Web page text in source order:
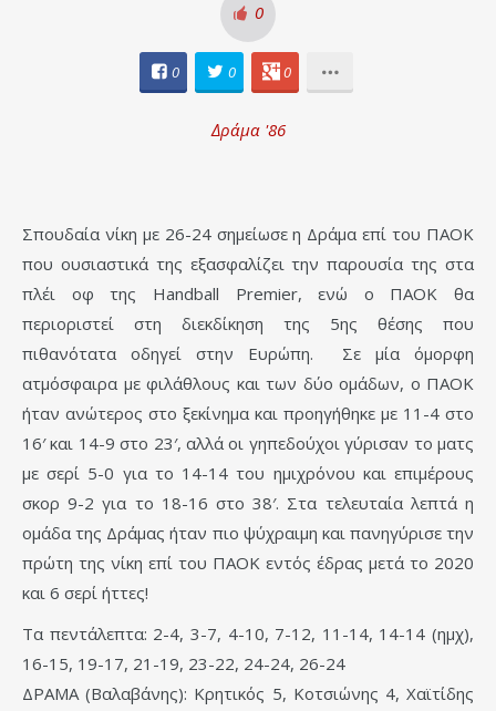
0
0 0 0
Δράμα '86
Σπουδαία νίκη με 26-24 σημείωσε η Δράμα επί του ΠΑΟΚ
που ουσιαστικά της εξασφαλίζει την παρουσία της στα
πλέι οφ της Handball Premier, ενώ ο ΠΑΟΚ θα
περιοριστεί στη διεκδίκηση της 5ης θέσης που
πιθανότατα οδηγεί στην Ευρώπη. Σε μία όμορφη
ατμόσφαιρα με φιλάθλους και των δύο ομάδων, ο ΠΑΟΚ
ήταν ανώτερος στο ξεκίνημα και προηγήθηκε με 11-4 στο
16′ και 14-9 στο 23′, αλλά οι γηπεδούχοι γύρισαν το ματς
με σερί 5-0 για το 14-14 του ημιχρόνου και επιμέρους
σκορ 9-2 για το 18-16 στο 38′. Στα τελευταία λεπτά η
ομάδα της Δράμας ήταν πιο ψύχραιμη και πανηγύρισε την
πρώτη της νίκη επί του ΠΑΟΚ εντός έδρας μετά το 2020
και 6 σερί ήττες!
Τα πεντάλεπτα: 2-4, 3-7, 4-10, 7-12, 11-14, 14-14 (ημχ),
16-15, 19-17, 21-19, 23-22, 24-24, 26-24
ΔΡΑΜΑ (Βαλαβάνης): Κρητικός 5, Κοτσιώνης 4, Χαϊτίδης